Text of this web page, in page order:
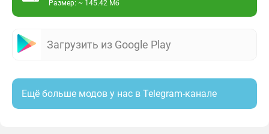
Размер: ~ 145.42 Мб
Загрузить из Google Play
Ещё больше модов у нас в Telegram-канале